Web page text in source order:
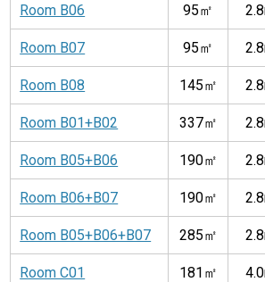
Room B06 95㎡
Room B07 95㎡
Room B08 145㎡
Room B01+B02 337㎡
Room B05+B06 190㎡
Room B06+B07 190㎡
Room B05+B06+B07 285㎡
Room C01 181㎡